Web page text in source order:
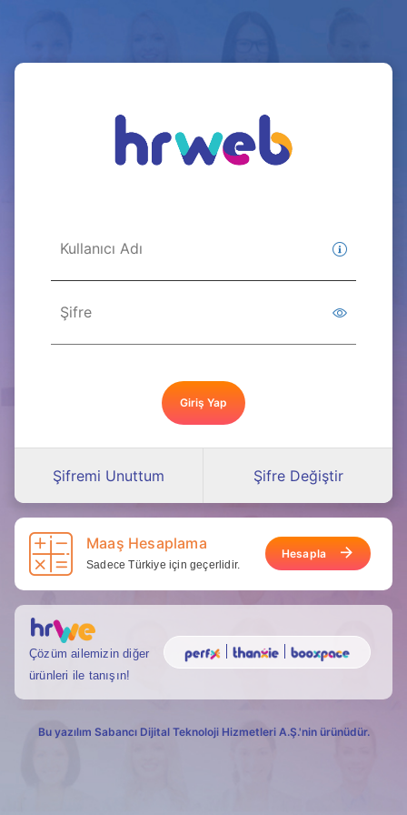
Giriş Yap
Şifremi Unuttum Şifre Değiştir
Maaş Hesaplama
Sadece Türkiye için geçerlidir.
Hesapla
Çözüm ailemizin diğer
ürünleri ile tanışın!
Bu yazılım Sabancı Dijital Teknoloji Hizmetleri A.Ş.'nin ürünüdür.